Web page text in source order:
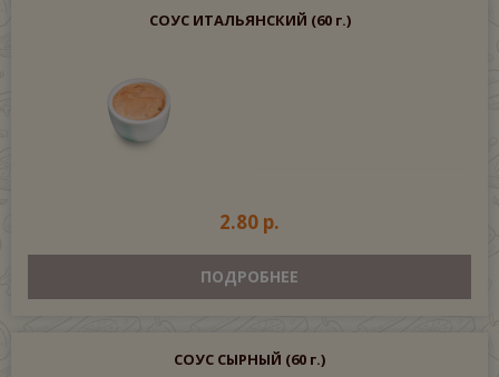
СОУС ИТАЛЬЯНСКИЙ (60 г.)
2.80 р.
ПОДРОБНЕЕ
СОУС СЫРНЫЙ (60 г.)